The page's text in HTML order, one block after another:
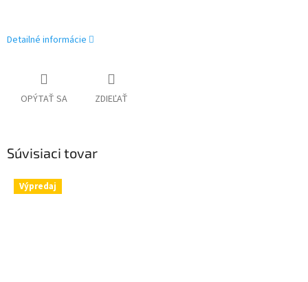
Detailné informácie
OPÝTAŤ SA ZDIEĽAŤ
Súvisiaci tovar
Výpredaj